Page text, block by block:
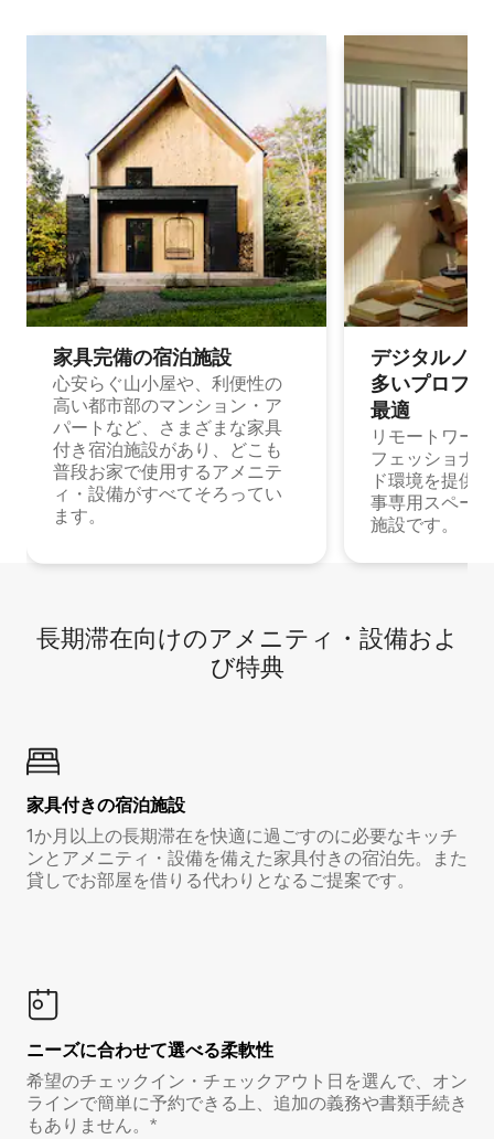
家具完備の宿⁠泊⁠施⁠設
心安らぐ山小屋や、利便性の
高い都市部のマンション・ア
パートなど、さまざまな家具
付き宿泊施設があり、どこも
普段お家で使用するアメニテ
ィ・設備がすべてそろってい
ます。
デジタルノ
多⁠いプ⁠ロ⁠フ⁠
最⁠適
リモートワー
フェッショナ
ド環境を提供
事専用スペー
施設です。
長期滞在向け⁠のア⁠メ⁠ニ⁠テ⁠ィ⁠・設⁠備⁠およ
び特⁠典
家具付き⁠の宿⁠泊⁠施⁠設
1か月以上の長期滞在を快適に過ごすのに必要なキッチ
ンとアメニティ・設備を備えた家具付きの宿泊先。また
貸しでお部屋を借りる代わりとなるご提案です。
ニーズに合わせて選べる柔軟性
希望のチェックイン・チェックアウト日を選んで、オン
ラインで簡単に予約できる上、追加の義務や書類手続き
もありません。*